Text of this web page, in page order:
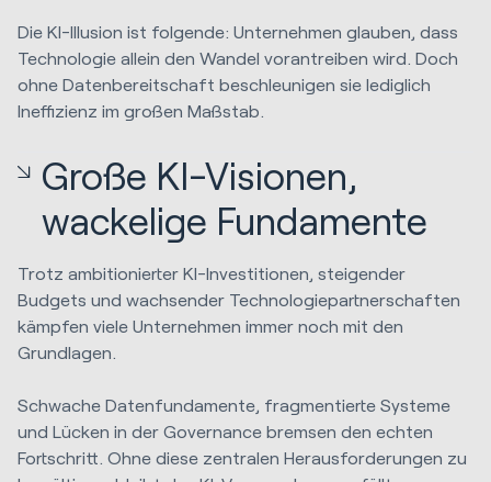
Die KI-Illusion ist folgende: Unternehmen glauben, dass
Technologie allein den Wandel vorantreiben wird. Doch
ohne Datenbereitschaft beschleunigen sie lediglich
Ineffizienz im großen Maßstab.
Große KI-Visionen,
wackelige Fundamente
Trotz ambitionierter KI-Investitionen, steigender
Budgets und wachsender Technologiepartnerschaften
kämpfen viele Unternehmen immer noch mit den
Grundlagen.
Schwache Datenfundamente, fragmentierte Systeme
und Lücken in der Governance bremsen den echten
Fortschritt. Ohne diese zentralen Herausforderungen zu